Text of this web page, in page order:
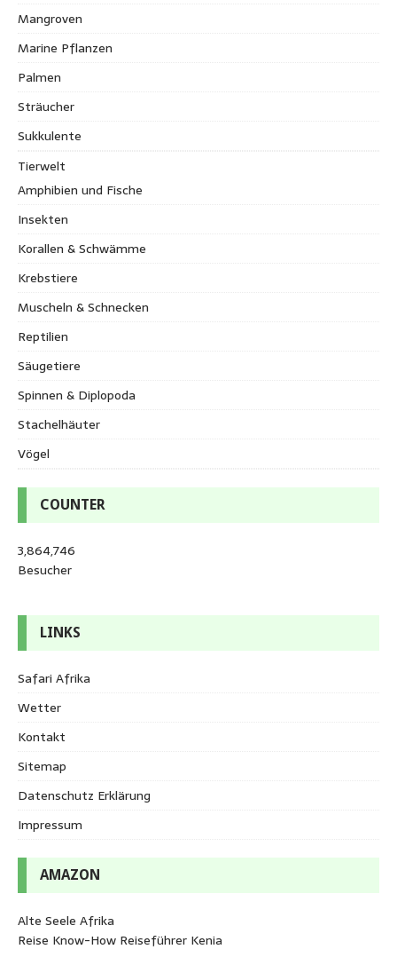
Mangroven
Marine Pflanzen
Palmen
Sträucher
Sukkulente
Tierwelt
Amphibien und Fische
Insekten
Korallen & Schwämme
Krebstiere
Muscheln & Schnecken
Reptilien
Säugetiere
Spinnen & Diplopoda
Stachelhäuter
Vögel
COUNTER
3,864,746
Besucher
LINKS
Safari Afrika
Wetter
Kontakt
Sitemap
Datenschutz Erklärung
Impressum
AMAZON
Alte Seele Afrika
Reise Know-How Reiseführer Kenia